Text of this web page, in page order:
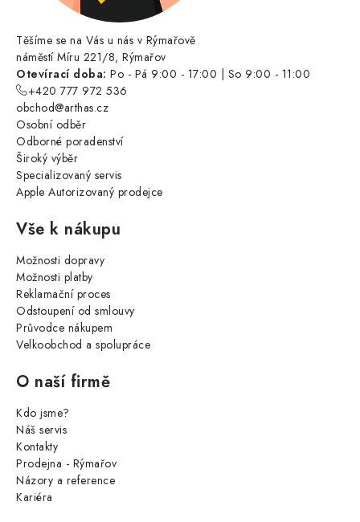
Těšíme se na Vás u nás v Rýmařově
náměstí Míru 221/8, Rýmařov
Otevírací doba: Po - Pá 9:00 - 17:00 | So 9:00 - 11:00
+420 777 972 536
obchod@arthas.cz
Osobní odběr
Odborné poradenství
Široký výběr
Specializovaný servis
Apple Autorizovaný prodejce
Vše k nákupu
Možnosti dopravy
Možnosti platby
Reklamační proces
Odstoupení od smlouvy
Průvodce nákupem
Velkoobchod a spolupráce
O naší firmě
Kdo jsme?
Náš servis
Kontakty
Prodejna - Rýmařov
Názory a reference
Kariéra